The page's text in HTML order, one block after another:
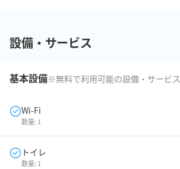
設備・サービス
基本設備※無料で利用可能の設備・サービス
Wi-Fi
数量: 1
トイレ
数量: 1